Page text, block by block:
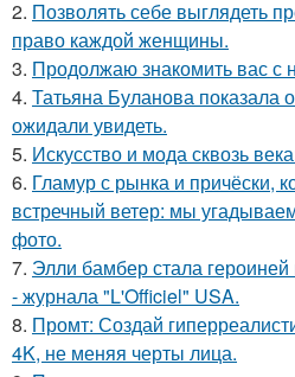
2. Позволять себе выглядеть
право каждой женщины.
3. Продолжаю знакомить вас с
4. Татьяна Буланова показала
ожидали увидеть.
5. Искусство и мода сквозь
6. Гламур с рынка и причёски,
встречный ветер: мы
фото.
7. Элли бамбер стала
- журнала "L'Officiel" USA.
8. Промт: Создай
4K, не меняя черты лица.